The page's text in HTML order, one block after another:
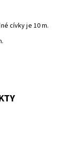
cívky je 10 m.